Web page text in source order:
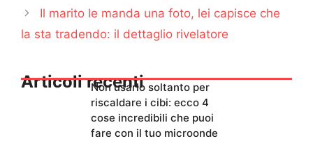
Il marito le manda una foto, lei capisce che
la sta tradendo: il dettaglio rivelatore
Articoli recentiNon usarlo soltanto per
riscaldare i cibi: ecco 4
cose incredibili che puoi
fare con il tuo microonde